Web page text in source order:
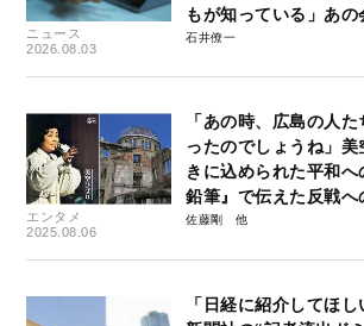
ニュース
2026.08.03
もが知っている」あの
石井僚一
エンタメ
2025.08.06
「あの時、広島の人
ったのでしょうね」
きに込められた平和
鉛筆』で伝えた反戦へ
佐藤剛
「日経に紹介してほ